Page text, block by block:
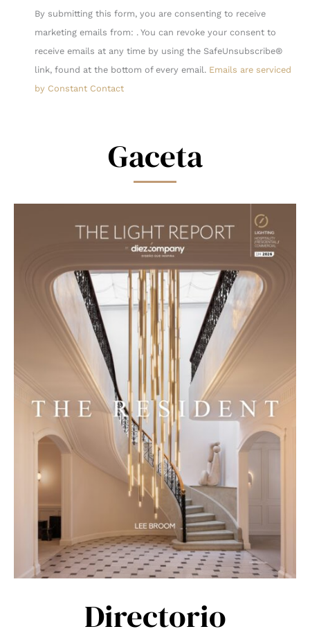
Constant
Contact
Use.
Please
leave
By submitting this form, you are consenting to receive
marketing emails from: . You can revoke your consent to
receive emails at any time by using the SafeUnsubscribe®
link, found at the bottom of every email. Emails are serviced
by Constant Contact
Gaceta
Directorio